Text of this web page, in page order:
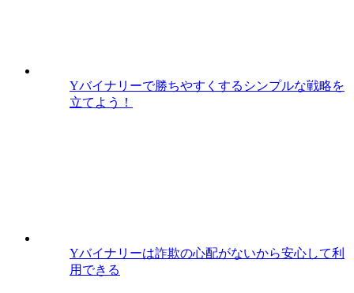
Yバイナリーで勝ちやすくするシンプルな戦略を
立てよう！
Yバイナリーは詐欺の心配がないから安心して利
用できる